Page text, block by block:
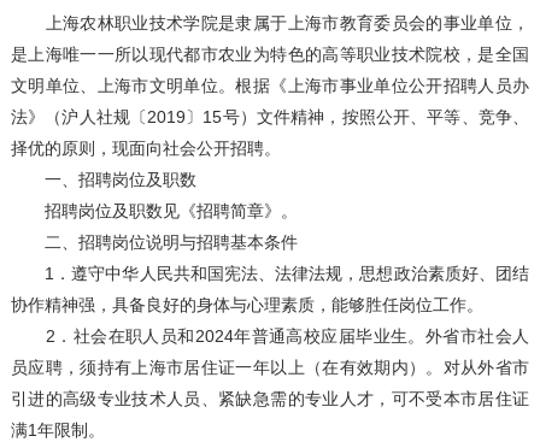
上海农林职业技术学院是隶属于上海市教育委员会的事业单位，
是上海唯一一所以现代都市农业为特色的高等职业技术院校，是全国
文明单位、上海市文明单位。根据《上海市事业单位公开招聘人员办
法》（沪人社规〔2019〕15号）文件精神，按照公开、平等、竞争、
择优的原则，现面向社会公开招聘。
一、招聘岗位及职数
招聘岗位及职数见《招聘简章》。
二、招聘岗位说明与招聘基本条件
1．遵守中华人民共和国宪法、法律法规，思想政治素质好、团结
协作精神强，具备良好的身体与心理素质，能够胜任岗位工作。
2．社会在职人员和2024年普通高校应届毕业生。外省市社会人
员应聘，须持有上海市居住证一年以上（在有效期内）。对从外省市
引进的高级专业技术人员、紧缺急需的专业人才，可不受本市居住证
满1年限制。